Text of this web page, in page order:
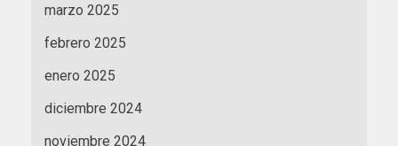
marzo 2025
febrero 2025
enero 2025
diciembre 2024
noviembre 2024